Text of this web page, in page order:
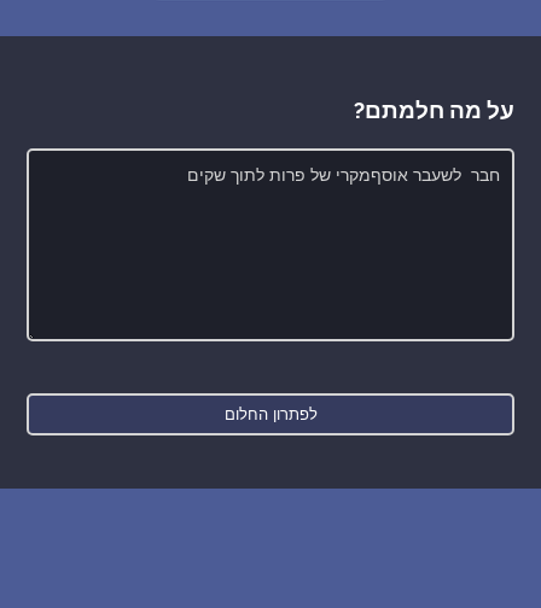
על מה חלמתם?